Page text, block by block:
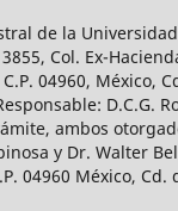
de la
Col. Ex-
04960, México,
D.C.G.
ambos
y Dr. Walter
04960 México, Cd.